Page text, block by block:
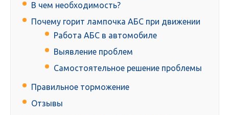
В чем необходимость?
Почему горит лампочка АБС при движении
Работа АБС в автомобиле
Выявление проблем
Самостоятельное решение проблемы
Правильное торможение
Отзывы